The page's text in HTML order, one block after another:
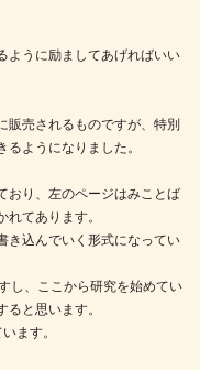
ように励ましてあげればいい
販売されるものですが、特別
ようになりました。
おり、左のページはみことば
てあります。
き込んでいく形式になってい
し、ここから研究を始めてい
と思います。
ます。